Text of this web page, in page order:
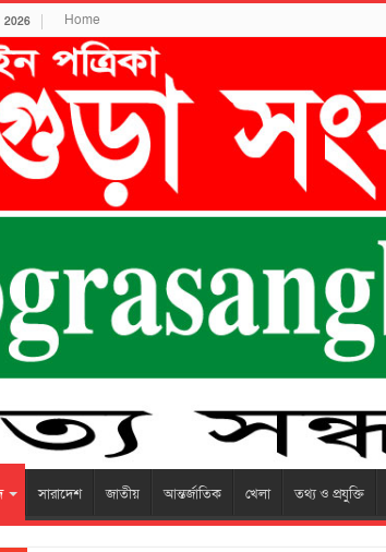
2026 Home
সারাদেশ জাতীয় আন্তর্জাতিক খেলা তথ্য ও প্রযুক্তি